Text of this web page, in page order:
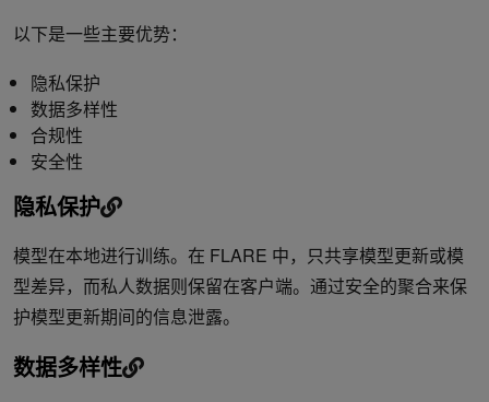
以下是一些主要优势：
隐私保护
数据多样性
合规性
安全性
隐私保护
模型在本地进行训练。在 FLARE 中，只共享模型更新或模
型差异，而私人数据则保留在客户端。通过安全的聚合来保
护模型更新期间的信息泄露。
数据多样性